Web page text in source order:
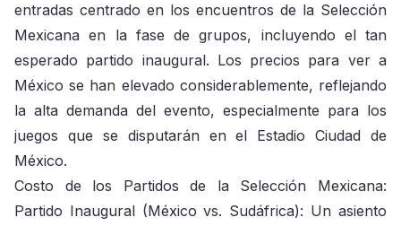
entradas centrado en los encuentros de la Selección
Mexicana en la fase de grupos, incluyendo el tan
esperado partido inaugural. Los precios para ver a
México se han elevado considerablemente, reflejando
la alta demanda del evento, especialmente para los
juegos que se disputarán en el Estadio Ciudad de
México.
Costo de los Partidos de la Selección Mexicana:
Partido Inaugural (México vs. Sudáfrica): Un asiento